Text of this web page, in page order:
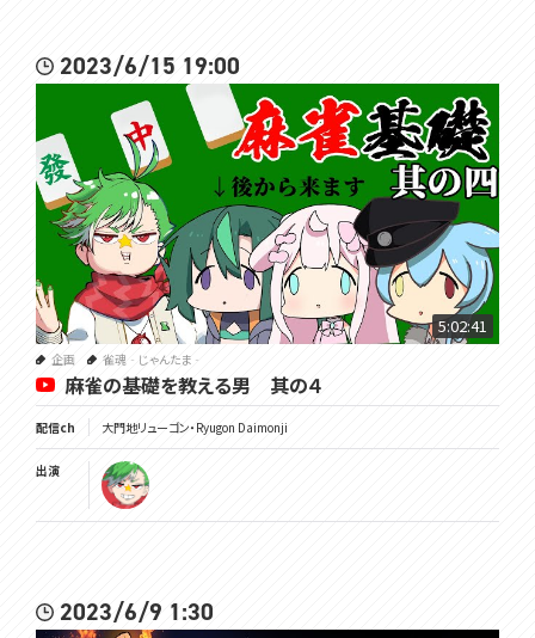
2023/6/15 19:00
5:02:41
企画 雀魂‐じゃんたま‐
麻雀の基礎を教える男 其の４
配信ch 大門地リューゴン・Ryugon Daimonji
出演
2023/6/9 1:30